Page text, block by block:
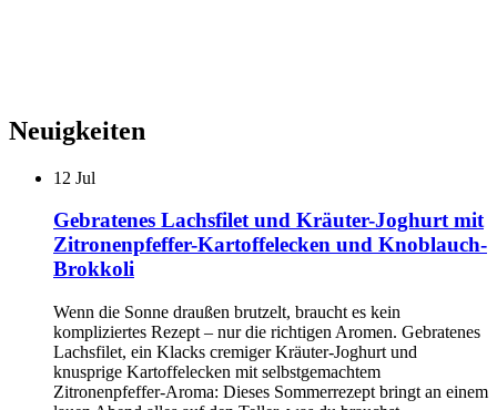
Neuigkeiten
12 Jul
Gebratenes Lachsfilet und Kräuter-Joghurt mit
Zitronenpfeffer-Kartoffelecken und Knoblauch-
Brokkoli
Wenn die Sonne draußen brutzelt, braucht es kein
kompliziertes Rezept – nur die richtigen Aromen. Gebratenes
Lachsfilet, ein Klacks cremiger Kräuter-Joghurt und
knusprige Kartoffelecken mit selbstgemachtem
Zitronenpfeffer-Aroma: Dieses Sommerrezept bringt an einem